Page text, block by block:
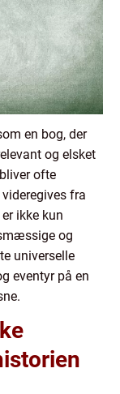
en bog, der
og elsket
ofte
fra
ikke kun
og
universelle
eventyr på en